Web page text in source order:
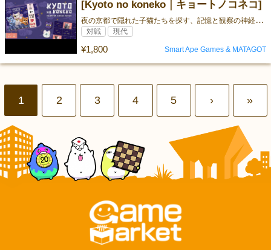
[Kyoto no koneko｜キョートノコネコ]
夜
の京都で隠れた子猫たちを探す、記憶と観察の神経衰弱系カードゲーム！
¥1,800
対戦 現代
Smart Ape Games & MATAGOT
1 2 3 4 5 › »